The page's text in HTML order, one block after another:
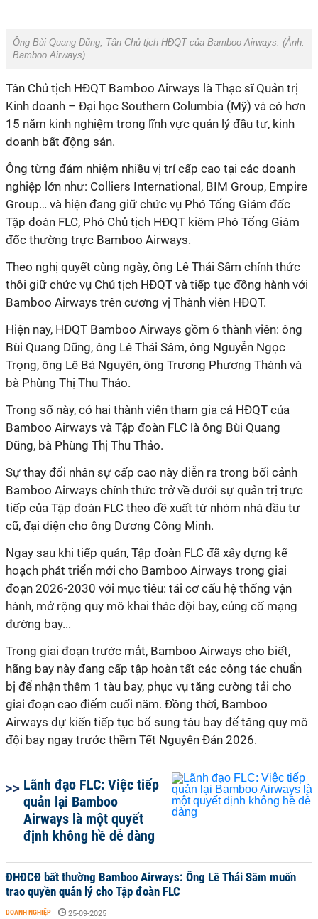
Ông Bùi Quang Dũng, Tân Chủ tịch HĐQT của Bamboo Airways. (Ảnh:
Bamboo Airways).
Tân Chủ tịch HĐQT Bamboo Airways là Thạc sĩ Quản trị
Kinh doanh – Đại học Southern Columbia (Mỹ) và có hơn
15 năm kinh nghiệm trong lĩnh vực quản lý đầu tư, kinh
doanh bất động sản.
Ông từng đảm nhiệm nhiều vị trí cấp cao tại các doanh
nghiệp lớn như: Colliers International, BIM Group, Empire
Group… và hiện đang giữ chức vụ Phó Tổng Giám đốc
Tập đoàn FLC, Phó Chủ tịch HĐQT kiêm Phó Tổng Giám
đốc thường trực Bamboo Airways.
Theo nghị quyết cùng ngày, ông Lê Thái Sâm chính thức
thôi giữ chức vụ Chủ tịch HĐQT và tiếp tục đồng hành với
Bamboo Airways trên cương vị Thành viên HĐQT.
Hiện nay, HĐQT Bamboo Airways gồm 6 thành viên: ông
Bùi Quang Dũng, ông Lê Thái Sâm, ông Nguyễn Ngọc
Trọng, ông Lê Bá Nguyên, ông Trương Phương Thành và
bà Phùng Thị Thu Thảo.
Trong số này, có hai thành viên tham gia cả HĐQT của
Bamboo Airways và Tập đoàn FLC là ông Bùi Quang
Dũng, bà Phùng Thị Thu Thảo.
Sự thay đổi nhân sự cấp cao này diễn ra trong bối cảnh
Bamboo Airways chính thức trở về dưới sự quản trị trực
tiếp của Tập đoàn FLC theo đề xuất từ nhóm nhà đầu tư
cũ, đại diện cho ông Dương Công Minh.
Ngay sau khi tiếp quản, Tập đoàn FLC đã xây dựng kế
hoạch phát triển mới cho Bamboo Airways trong giai
đoạn 2026-2030 với mục tiêu: tái cơ cấu hệ thống vận
hành, mở rộng quy mô khai thác đội bay, củng cố mạng
đường bay...
Trong giai đoạn trước mắt, Bamboo Airways cho biết,
hãng bay này đang cấp tập hoàn tất các công tác chuẩn
bị để nhận thêm 1 tàu bay, phục vụ tăng cường tải cho
giai đoạn cao điểm cuối năm. Đồng thời, Bamboo
Airways dự kiến tiếp tục bổ sung tàu bay để tăng quy mô
đội bay ngay trước thềm Tết Nguyên Đán 2026.
Lãnh đạo FLC: Việc tiếp
quản lại Bamboo
Airways là một quyết
định không hề dễ dàng
ĐHĐCĐ bất thường Bamboo Airways: Ông Lê Thái Sâm muốn
trao quyền quản lý cho Tập đoàn FLC
DOANH NGHIỆP - 25-09-2025